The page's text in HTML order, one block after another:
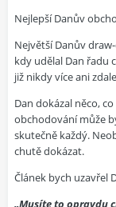
Nejlepší Danův
Největší Danův
kdy udělal Dan řadu
již nikdy více ani
Dan dokázal něco,
obchodování může
skutečně každý.
chutě dokázat.
Článek bych uzavřel
„Musíte to opravdu